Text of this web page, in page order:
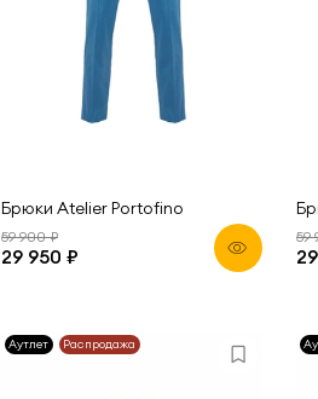
Брюки Atelier Portofino
59 900 ₽
29 950 ₽
59
Аутлет Распродажа